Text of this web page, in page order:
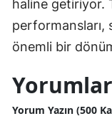
haline getiriyor.
performansları,
önemli bir
Yorumlar
Yorum Yazın (500